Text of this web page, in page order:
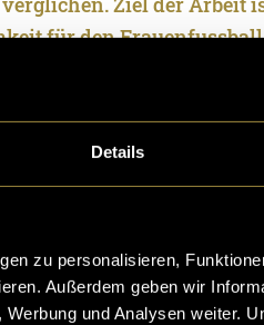
Details
zu personalisieren,
Außerdem geben wir
und Analysen weiter.
für den
Rahmen dieser Arbeit
Schweizer
und